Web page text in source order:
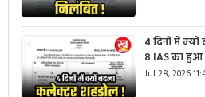
4 दिनों में
8 IAS का
Jul 28, 2026